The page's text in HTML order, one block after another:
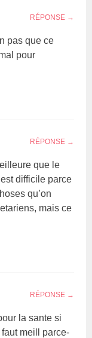
RÉPONSE
pas que ce
pour
RÉPONSE
que le
difficile parce
qu’on
mais ce
RÉPONSE
la sante si
meill parce-